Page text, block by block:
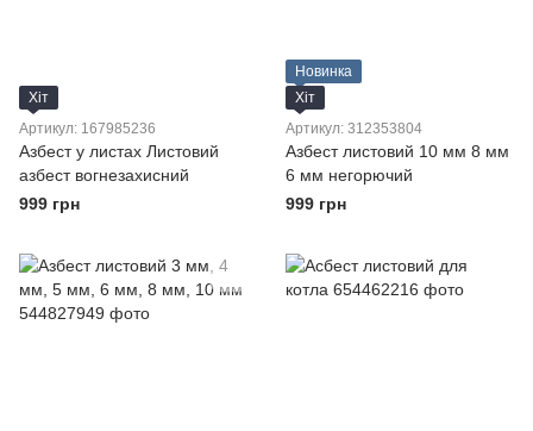
Хіт
Артикул: 167985236
Азбест у листах Листовий
азбест вогнезахисний
999 грн
Новинка
Хіт
Артикул: 312353804
Азбест листовий 10 мм 8 мм
6 мм негорючий
999 грн